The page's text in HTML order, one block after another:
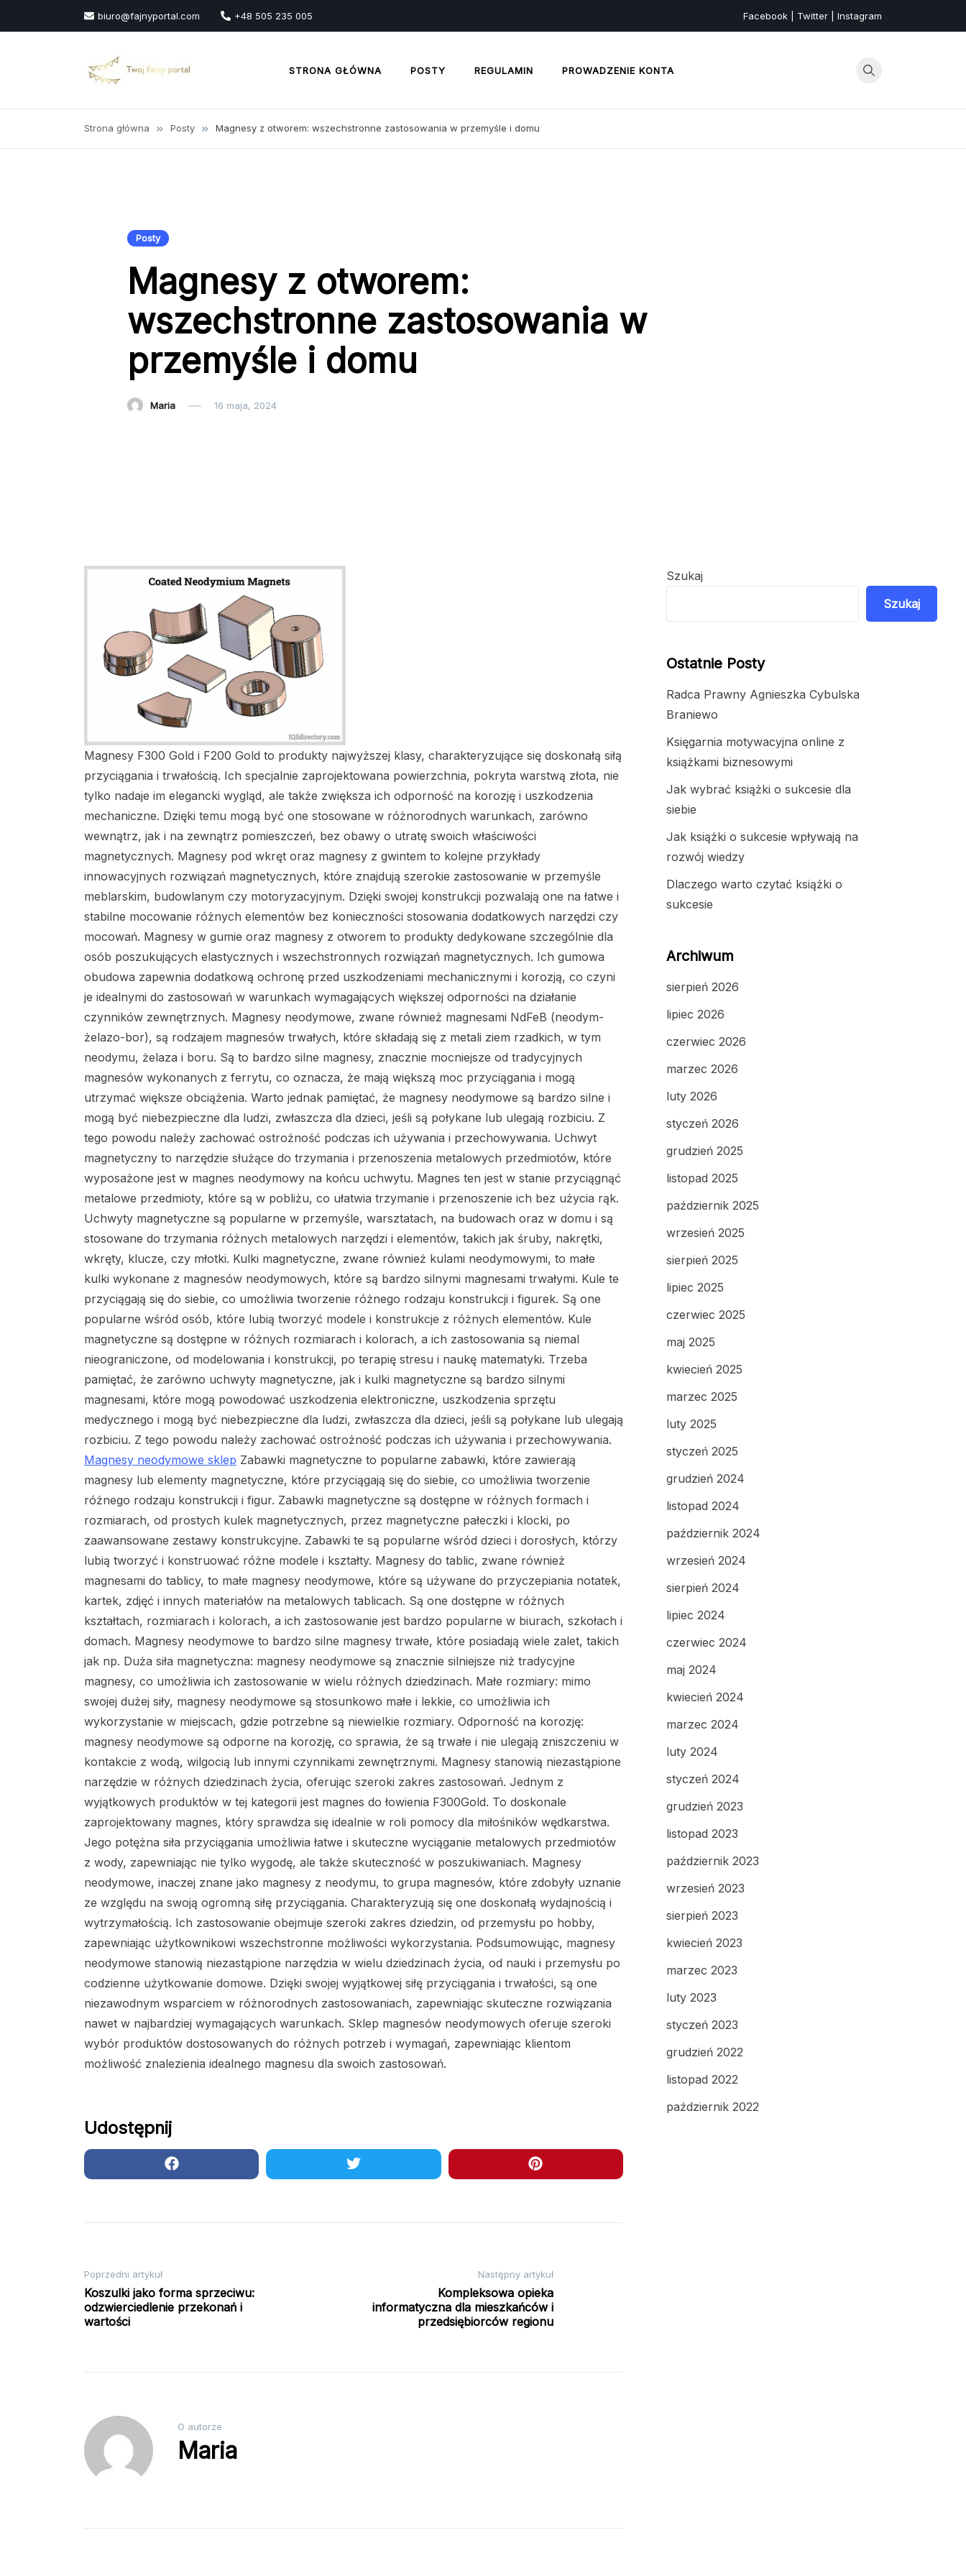
do
biuro@fajnyportal.com +48 505 235 005 Facebook | Twitter | Instagram
STRONA GŁÓWNA POSTY REGULAMIN PROWADZENIE KONTA
Strona główna Posty Magnesy z otworem: wszechstronne zastosowania w przemyśle i domu
Posty
Magnesy z otworem:
wszechstronne zastosowania w
przemyśle i domu
Maria 16 maja, 2024
Magnesy F300 Gold i F200 Gold to produkty najwyższej klasy, charakteryzujące się doskonałą siłą
przyciągania i trwałością. Ich specjalnie zaprojektowana powierzchnia, pokryta warstwą złota, nie
tylko nadaje im elegancki wygląd, ale także zwiększa ich odporność na korozję i uszkodzenia
mechaniczne. Dzięki temu mogą być one stosowane w różnorodnych warunkach, zarówno
wewnątrz, jak i na zewnątrz pomieszczeń, bez obawy o utratę swoich właściwości
magnetycznych. Magnesy pod wkręt oraz magnesy z gwintem to kolejne przykłady
innowacyjnych rozwiązań magnetycznych, które znajdują szerokie zastosowanie w przemyśle
meblarskim, budowlanym czy motoryzacyjnym. Dzięki swojej konstrukcji pozwalają one na łatwe i
stabilne mocowanie różnych elementów bez konieczności stosowania dodatkowych narzędzi czy
mocowań. Magnesy w gumie oraz magnesy z otworem to produkty dedykowane szczególnie dla
osób poszukujących elastycznych i wszechstronnych rozwiązań magnetycznych. Ich gumowa
obudowa zapewnia dodatkową ochronę przed uszkodzeniami mechanicznymi i korozją, co czyni
je idealnymi do zastosowań w warunkach wymagających większej odporności na działanie
czynników zewnętrznych. Magnesy neodymowe, zwane również magnesami NdFeB (neodym-
żelazo-bor), są rodzajem magnesów trwałych, które składają się z metali ziem rzadkich, w tym
neodymu, żelaza i boru. Są to bardzo silne magnesy, znacznie mocniejsze od tradycyjnych
magnesów wykonanych z ferrytu, co oznacza, że mają większą moc przyciągania i mogą
utrzymać większe obciążenia. Warto jednak pamiętać, że magnesy neodymowe są bardzo silne i
mogą być niebezpieczne dla ludzi, zwłaszcza dla dzieci, jeśli są połykane lub ulegają rozbiciu. Z
tego powodu należy zachować ostrożność podczas ich używania i przechowywania. Uchwyt
magnetyczny to narzędzie służące do trzymania i przenoszenia metalowych przedmiotów, które
wyposażone jest w magnes neodymowy na końcu uchwytu. Magnes ten jest w stanie przyciągnąć
metalowe przedmioty, które są w pobliżu, co ułatwia trzymanie i przenoszenie ich bez użycia rąk.
Uchwyty magnetyczne są popularne w przemyśle, warsztatach, na budowach oraz w domu i są
stosowane do trzymania różnych metalowych narzędzi i elementów, takich jak śruby, nakrętki,
wkręty, klucze, czy młotki. Kulki magnetyczne, zwane również kulami neodymowymi, to małe
kulki wykonane z magnesów neodymowych, które są bardzo silnymi magnesami trwałymi. Kule te
przyciągają się do siebie, co umożliwia tworzenie różnego rodzaju konstrukcji i figurek. Są one
popularne wśród osób, które lubią tworzyć modele i konstrukcje z różnych elementów. Kule
magnetyczne są dostępne w różnych rozmiarach i kolorach, a ich zastosowania są niemal
nieograniczone, od modelowania i konstrukcji, po terapię stresu i naukę matematyki. Trzeba
pamiętać, że zarówno uchwyty magnetyczne, jak i kulki magnetyczne są bardzo silnymi
magnesami, które mogą powodować uszkodzenia elektroniczne, uszkodzenia sprzętu
medycznego i mogą być niebezpieczne dla ludzi, zwłaszcza dla dzieci, jeśli są połykane lub ulegają
rozbiciu. Z tego powodu należy zachować ostrożność podczas ich używania i przechowywania.
Magnesy neodymowe sklep Zabawki magnetyczne to popularne zabawki, które zawierają
magnesy lub elementy magnetyczne, które przyciągają się do siebie, co umożliwia tworzenie
różnego rodzaju konstrukcji i figur. Zabawki magnetyczne są dostępne w różnych formach i
rozmiarach, od prostych kulek magnetycznych, przez magnetyczne pałeczki i klocki, po
zaawansowane zestawy konstrukcyjne. Zabawki te są popularne wśród dzieci i dorosłych, którzy
lubią tworzyć i konstruować różne modele i kształty. Magnesy do tablic, zwane również
magnesami do tablicy, to małe magnesy neodymowe, które są używane do przyczepiania notatek,
kartek, zdjęć i innych materiałów na metalowych tablicach. Są one dostępne w różnych
kształtach, rozmiarach i kolorach, a ich zastosowanie jest bardzo popularne w biurach, szkołach i
domach. Magnesy neodymowe to bardzo silne magnesy trwałe, które posiadają wiele zalet, takich
jak np. Duża siła magnetyczna: magnesy neodymowe są znacznie silniejsze niż tradycyjne
magnesy, co umożliwia ich zastosowanie w wielu różnych dziedzinach. Małe rozmiary: mimo
swojej dużej siły, magnesy neodymowe są stosunkowo małe i lekkie, co umożliwia ich
wykorzystanie w miejscach, gdzie potrzebne są niewielkie rozmiary. Odporność na korozję:
magnesy neodymowe są odporne na korozję, co sprawia, że są trwałe i nie ulegają zniszczeniu w
kontakcie z wodą, wilgocią lub innymi czynnikami zewnętrznymi. Magnesy stanowią niezastąpione
narzędzie w różnych dziedzinach życia, oferując szeroki zakres zastosowań. Jednym z
wyjątkowych produktów w tej kategorii jest magnes do łowienia F300Gold. To doskonale
zaprojektowany magnes, który sprawdza się idealnie w roli pomocy dla miłośników wędkarstwa.
Jego potężna siła przyciągania umożliwia łatwe i skuteczne wyciąganie metalowych przedmiotów
z wody, zapewniając nie tylko wygodę, ale także skuteczność w poszukiwaniach. Magnesy
neodymowe, inaczej znane jako magnesy z neodymu, to grupa magnesów, które zdobyły uznanie
ze względu na swoją ogromną siłę przyciągania. Charakteryzują się one doskonałą wydajnością i
wytrzymałością. Ich zastosowanie obejmuje szeroki zakres dziedzin, od przemysłu po hobby,
zapewniając użytkownikowi wszechstronne możliwości wykorzystania. Podsumowując, magnesy
neodymowe stanowią niezastąpione narzędzia w wielu dziedzinach życia, od nauki i przemysłu po
codzienne użytkowanie domowe. Dzięki swojej wyjątkowej siłę przyciągania i trwałości, są one
niezawodnym wsparciem w różnorodnych zastosowaniach, zapewniając skuteczne rozwiązania
nawet w najbardziej wymagających warunkach. Sklep magnesów neodymowych oferuje szeroki
wybór produktów dostosowanych do różnych potrzeb i wymagań, zapewniając klientom
możliwość znalezienia idealnego magnesu dla swoich zastosowań.
Udostępnij
Nawigacja
wpisu
Poprzedni artykuł
Koszulki jako forma sprzeciwu:
odzwierciedlenie przekonań i
wartości
Następny artykuł
Kompleksowa opieka
informatyczna dla mieszkańców i
przedsiębiorców regionu
O autorze
Maria
Szukaj
Szukaj
Ostatnie Posty
Radca Prawny Agnieszka Cybulska
Braniewo
Księgarnia motywacyjna online z
książkami biznesowymi
Jak wybrać książki o sukcesie dla
siebie
Jak książki o sukcesie wpływają na
rozwój wiedzy
Dlaczego warto czytać książki o
sukcesie
Archiwum
sierpień 2026
lipiec 2026
czerwiec 2026
marzec 2026
luty 2026
styczeń 2026
grudzień 2025
listopad 2025
październik 2025
wrzesień 2025
sierpień 2025
lipiec 2025
czerwiec 2025
maj 2025
kwiecień 2025
marzec 2025
luty 2025
styczeń 2025
grudzień 2024
listopad 2024
październik 2024
wrzesień 2024
sierpień 2024
lipiec 2024
czerwiec 2024
maj 2024
kwiecień 2024
marzec 2024
luty 2024
styczeń 2024
grudzień 2023
listopad 2023
październik 2023
wrzesień 2023
sierpień 2023
kwiecień 2023
marzec 2023
luty 2023
styczeń 2023
grudzień 2022
listopad 2022
październik 2022